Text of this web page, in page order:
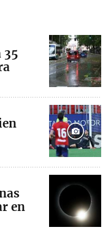
35
en